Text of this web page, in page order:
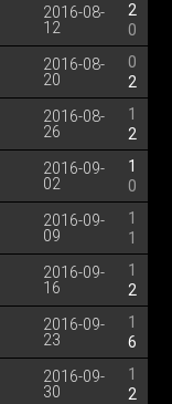
2016-08-
12
2
0
2016-08-
20
0
2
2016-08-
26
1
2
2016-09-
02
1
0
2016-09-
09
1
1
2016-09-
16
1
2
2016-09-
23
1
6
2016-09-
30
1
2